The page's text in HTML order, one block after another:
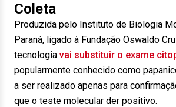
Coleta
Produzida pelo Instituto de Biologia
Paraná, ligado à Fundação Oswaldo
tecnologia vai substituir o exame
popularmente conhecido como
a ser realizado apenas para
que o teste molecular der positivo.